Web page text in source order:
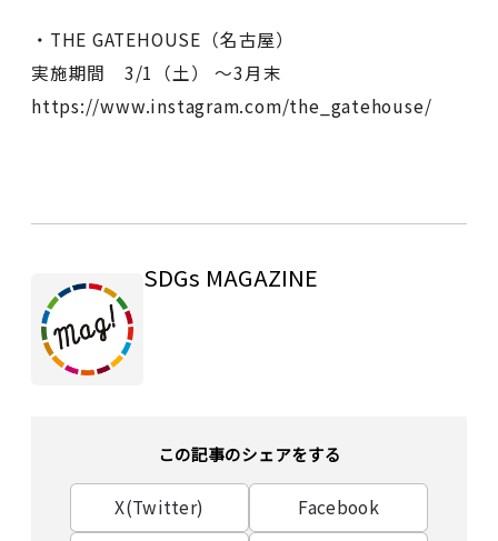
・THE GATEHOUSE（名古屋）
実施期間 3/1（土） ～3月末
https://www.instagram.com/the_gatehouse/
SDGs MAGAZINE
この記事のシェアをする
X(Twitter)
Facebook